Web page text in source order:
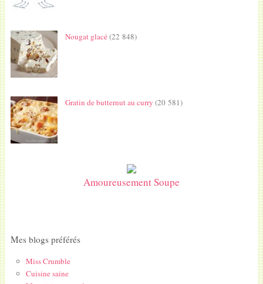
Nougat glacé(22 848)
Gratin de butternut au curry (20 581)
Amoureusement Soupe
Mes blogs préférés
Miss Crumble
Cuisine saine